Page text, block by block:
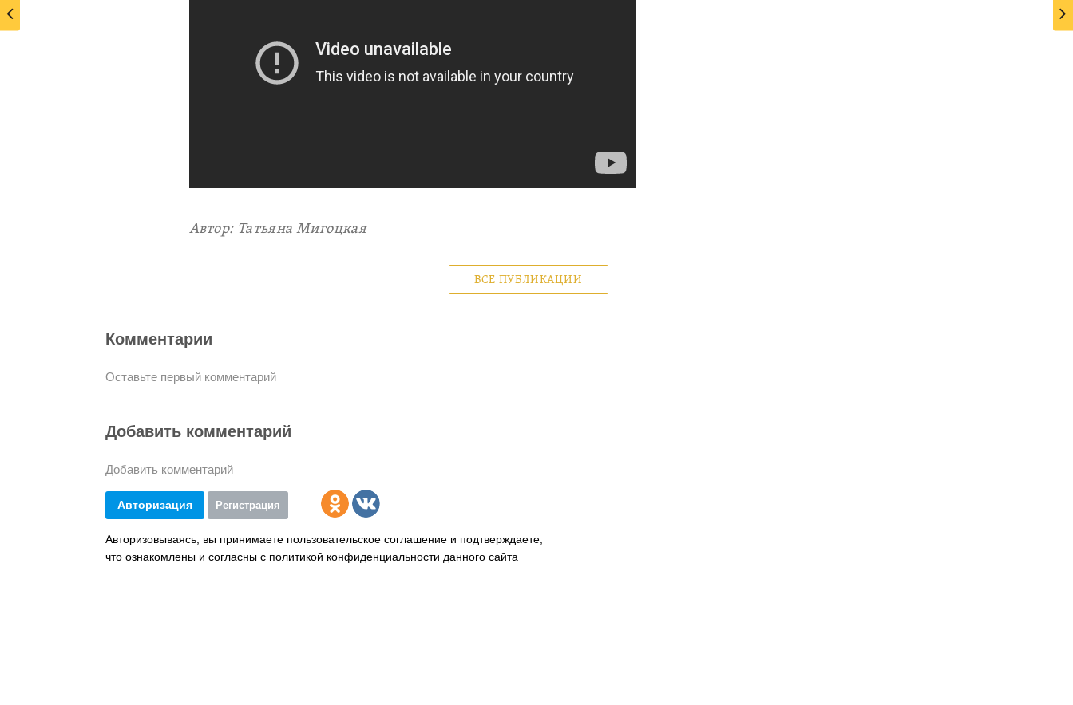
Автор: Татьяна Мигоцкая
ВСЕ ПУБЛИКАЦИИ
Комментарии
Оставьте первый комментарий
Добавить комментарий
Добавить комментарий
Авторизация Регистрация
Авторизовываясь, вы принимаете пользовательское соглашение и подтверждаете,
что ознакомлены и согласны с политикой конфиденциальности данного сайта